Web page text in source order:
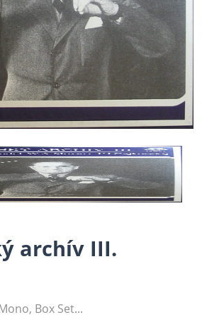
archív III.
Box Set...